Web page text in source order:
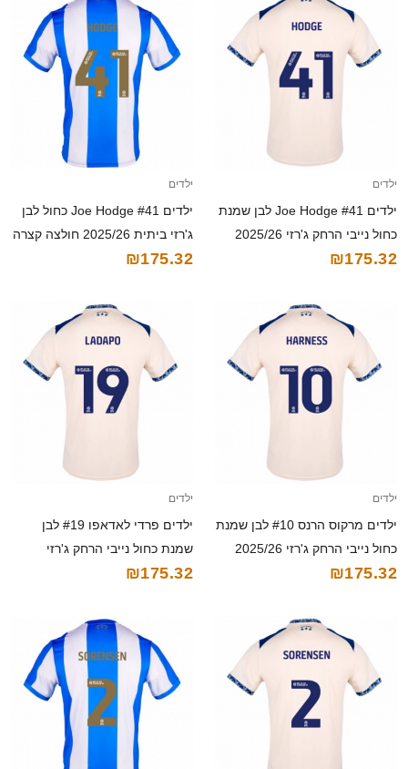
ילדים
ילדים Joe Hodge #41 לבן שמנת
כחול נייבי הרחק ג'רזי 2025/26
חולצה קצרה
₪175.32
ילדים
ילדים Joe Hodge #41 כחול לבן
ג'רזי ביתית 2025/26 חולצה קצרה
₪175.32
ילדים
ילדים מרקוס הרנס #10 לבן שמנת
כחול נייבי הרחק ג'רזי 2025/26
חולצה קצרה
₪175.32
ילדים
ילדים פרדי לאדאפו #19 לבן
שמנת כחול נייבי הרחק ג'רזי
2025/26 חולצה קצרה
₪175.32